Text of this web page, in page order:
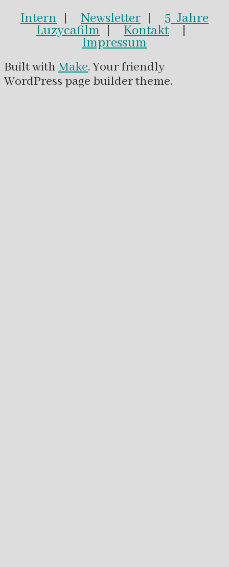
Intern | Newsletter | 5 Jahre
Luzycafilm | Kontakt|
Impressum
Built withMake. Your friendly
WordPress page builder theme.